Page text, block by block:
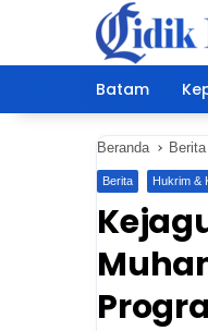
Batam
Beranda Berita
Berita Hukrim &